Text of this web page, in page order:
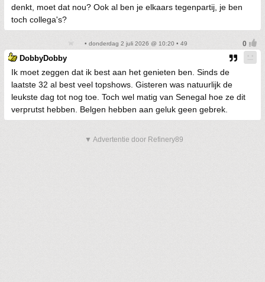
denkt, moet dat nou? Ook al ben je elkaars tegenpartij, je ben
toch collega's?
• donderdag 2 juli 2026 @ 10:20 • 49
DobbyDobby
Ik moet zeggen dat ik best aan het genieten ben. Sinds de
laatste 32 al best veel topshows. Gisteren was natuurlijk de
leukste dag tot nog toe. Toch wel matig van Senegal hoe ze dit
verprutst hebben. Belgen hebben aan geluk geen gebrek.
▼ Advertentie door Refinery89